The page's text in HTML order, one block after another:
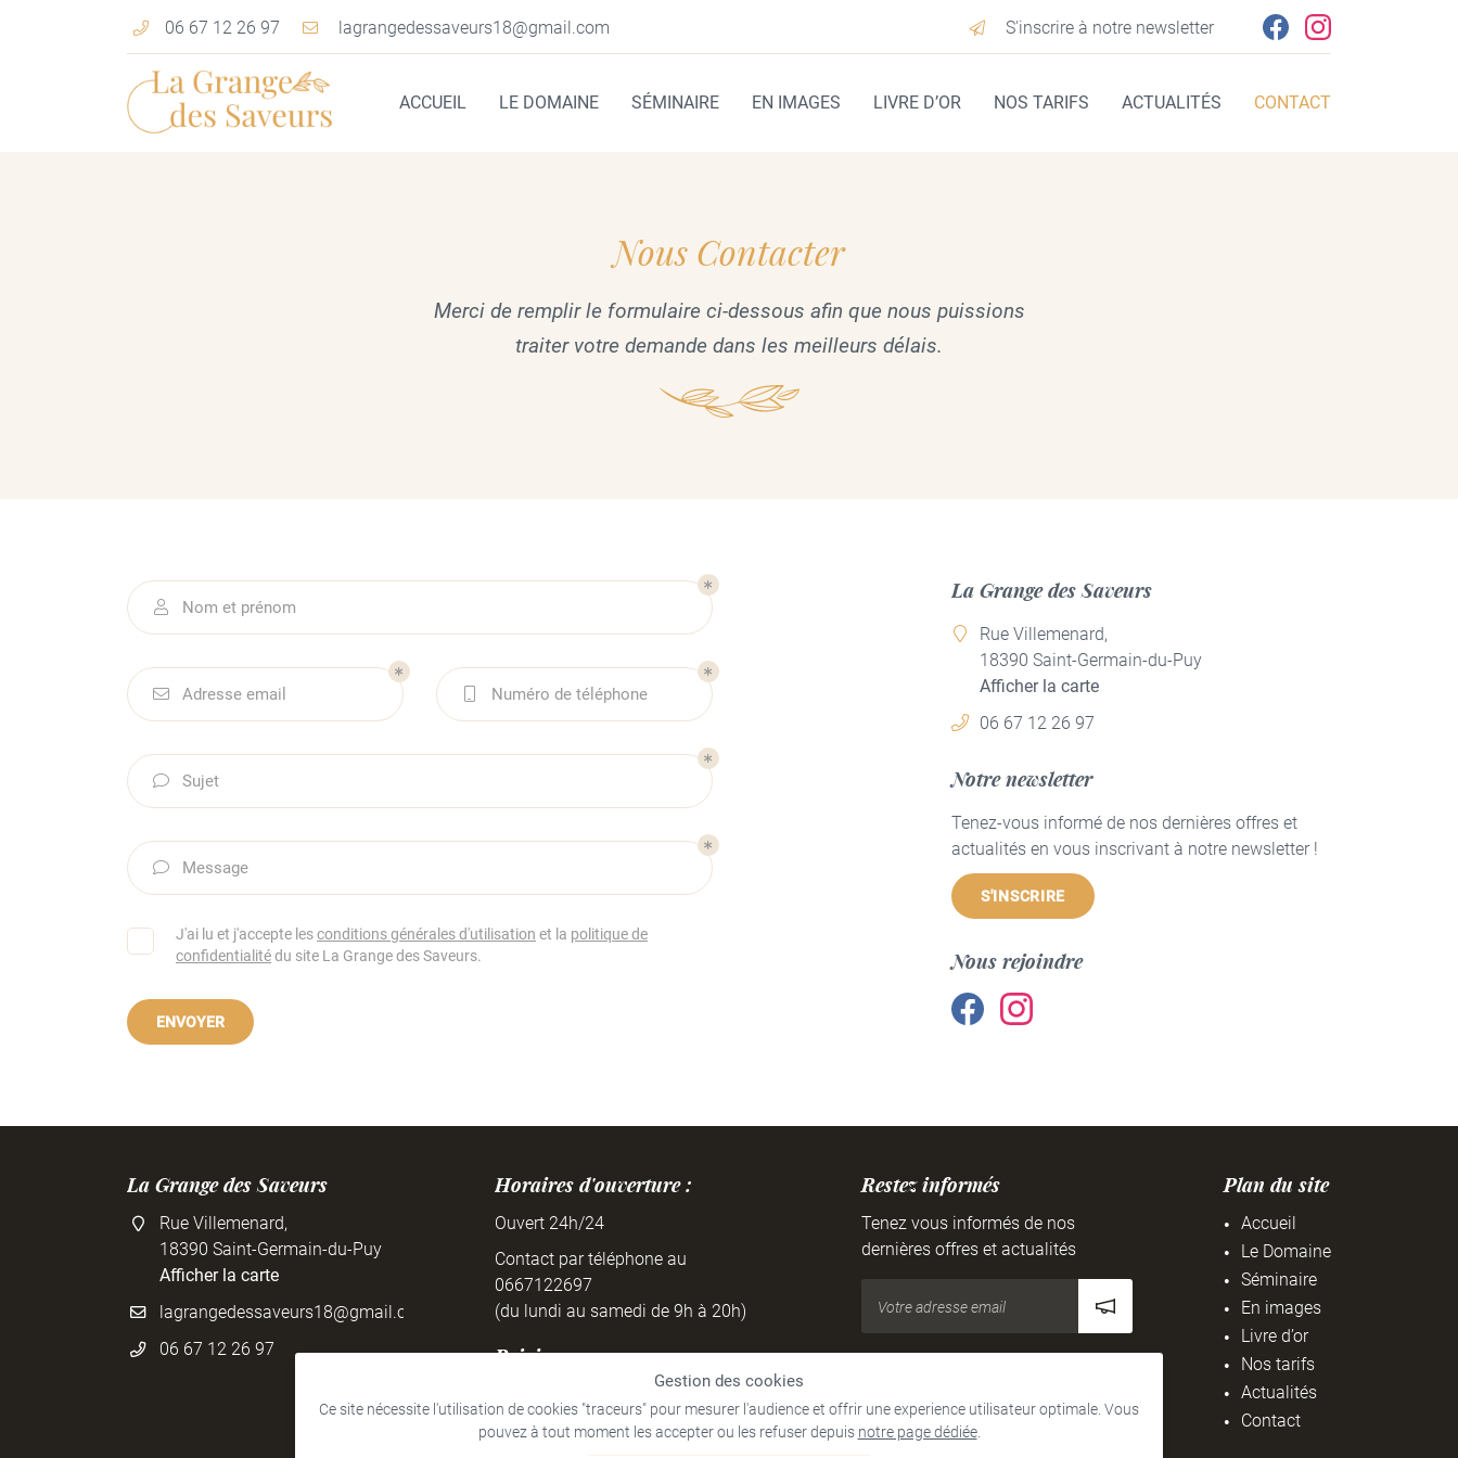
06 67 12 26 97 S'inscrire à notre newsletter
ACCUEIL LE DOMAINE SÉMINAIRE EN IMAGES LIVRE D’OR NOS TARIFS ACTUALITÉS CONTACT
Rue Villemenard,
18390 Saint-Germain-du-Puy
06 67 12 26 97
Nous Contacter
Merci de remplir le formulaire ci-dessous afin que nous puissions
traiter votre demande dans les meilleurs délais.
 Nom et prénom
 Adresse email Numéro de téléphone
 Sujet
 Message
J'ai lu et j'accepte lesconditions générales d'utilisation et la politique de
confidentialitédu site La Grange des Saveurs.
ENVOYER
La Grange des Saveurs
Rue Villemenard,
18390 Saint-Germain-du-Puy
Afficher la carte
06 67 12 26 97
Notre newsletter
Tenez-vous informé de nos dernières offres et
actualités en vous inscrivant à notre newsletter !
S'INSCRIRE
Nous rejoindre
La Grange des Saveurs
Rue Villemenard,
18390 Saint-Germain-du-Puy
Afficher la carte
06 67 12 26 97
Horaires d'ouverture :
Ouvert 24h/24
Contact par téléphone au
0667122697
(du lundi au samedi de 9h à 20h)
Rejoignez-nous
Restez informés
Tenez vous informés de nos
dernières offres et actualités
Plan du site
Accueil
Le Domaine
Séminaire
En images
Livre d’or
Nos tarifs
Actualités
Contact
Gestion des cookies
Ce site nécessite l'utilisation de cookies "traceurs" pour mesurer l'audience et offrir une experience utilisateur optimale. Vous
pouvez à tout moment les accepter ou les refuser depuis notre page dédiée.